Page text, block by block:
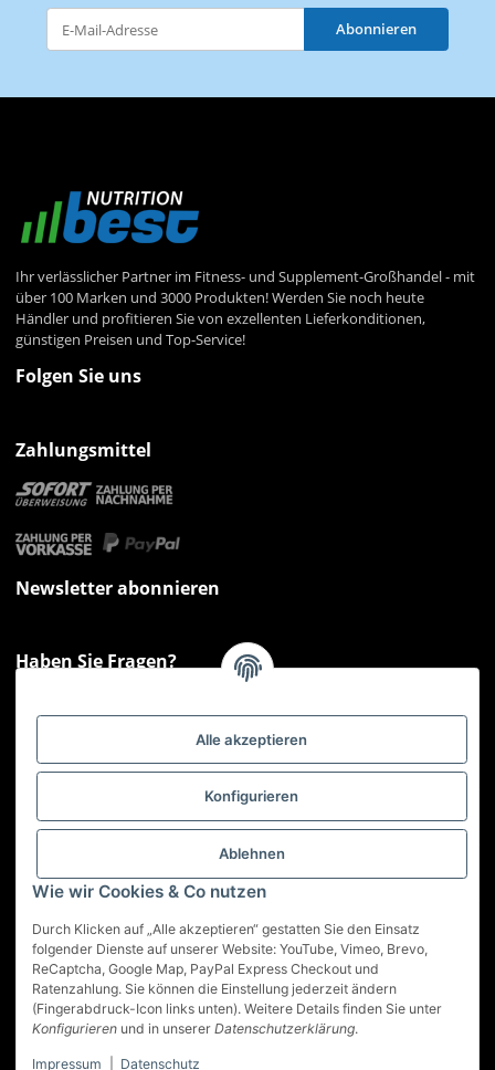
Alle akzeptieren
Konfigurieren
Ablehnen
Wie wir Cookies & Co nutzen
Durch Klicken auf „Alle akzeptieren“ gestatten Sie den Einsatz
folgender Dienste auf unserer Website: YouTube, Vimeo, Brevo,
ReCaptcha, Google Map, PayPal Express Checkout und
Ratenzahlung. Sie können die Einstellung jederzeit ändern
(Fingerabdruck-Icon links unten). Weitere Details finden Sie unter
Konfigurieren und in unserer Datenschutzerklärung.
Impressum Datenschutz
Abonnieren
Ihr verlässlicher Partner im Fitness- und Supplement-Großhandel - mit
über 100 Marken und 3000 Produkten! Werden Sie noch heute
Händler und profitieren Sie von exzellenten Lieferkonditionen,
günstigen Preisen und Top-Service!
Folgen Sie uns
Zahlungsmittel
Newsletter abonnieren
Haben Sie Fragen?
Montag - Freitag: 09:00 - 17:00 Uhr
Hotline 📞
Gesetzliche Informationen
Service
Vertrag widerrufen
* Alle Preise inkl. gesetzlicher USt., zzgl. Versand
© Best-Nutrition GmbH